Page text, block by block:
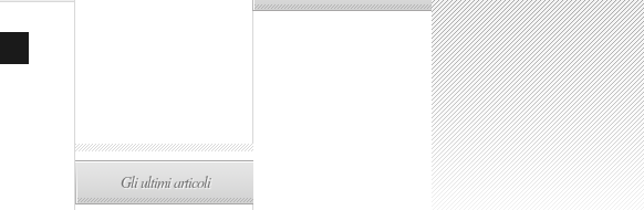
Gli ultimi articoli